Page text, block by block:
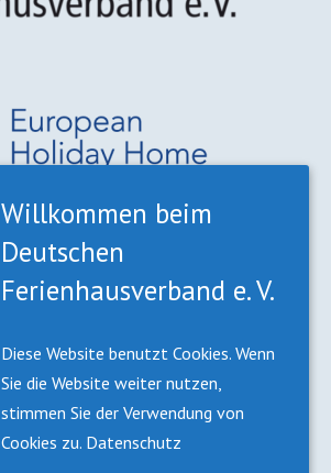
Willkommen beim
Deutschen
Ferienhausverband e. V.
Diese Website benutzt Cookies. Wenn
Sie die Website weiter nutzen,
stimmen Sie der Verwendung von
Cookies zu. Datenschutz